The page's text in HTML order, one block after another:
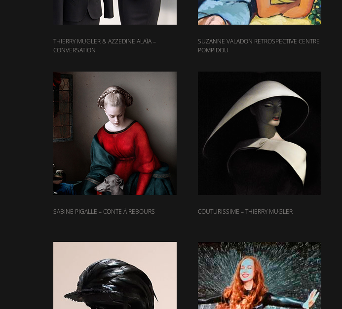
THIERRY MUGLER & AZZEDINE ALAÏA –
CONVERSATION
SUZANNE VALADON RETROSPECTIVE CENTRE
POMPIDOU
SABINE PIGALLE – CONTE À REBOURS COUTURISSIME – THIERRY MUGLER